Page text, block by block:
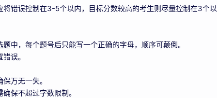
错误控制在3-5个以内，目标分数较高的考生则尽量控制在3个以
中，每个题号后只能写一个正确的字母，顺序可颠倒。
误。
万无一失。
保不超过字数限制。